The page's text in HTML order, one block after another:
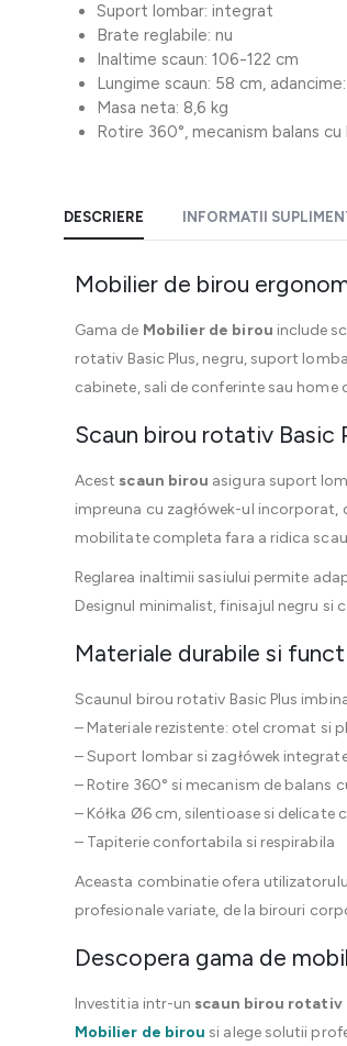
Suport lombar: integrat
Brate reglabile: nu
Inaltime scaun: 106-122 cm
Lungime scaun: 58 cm,
Masa neta: 8,6 kg
Rotire 360°, mecanism balans
DESCRIERE INFORMATII
Mobilier de birou
Gama de Mobilier de birou include
rotativ Basic Plus, negru, suport
cabinete, sali de conferinte sau home
Scaun birou rotativ Basic
Acest scaun birou asigura suport
impreuna cu zagłówek-ul incorporat,
mobilitate completa fara a ridica
Reglarea inaltimii sasiului permite
Designul minimalist, finisajul negru
Materiale durabile si
Scaunul birou rotativ Basic Plus
– Materiale rezistente: otel cromat si
– Suport lombar si zagłówek
– Rotire 360° si mecanism de balans
– Kółka Ø6 cm, silentioase si delicate
– Tapiterie confortabila si respirabila
Aceasta combinatie ofera
profesionale variate, de la birouri
Descopera gama de
Investitia intr-un scaun birou rotativ
Mobilier de birou si alege solutii